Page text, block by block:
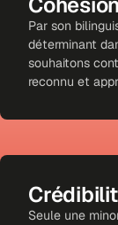
Par son
déterminant
souhaitons
reconnu et
Seule une